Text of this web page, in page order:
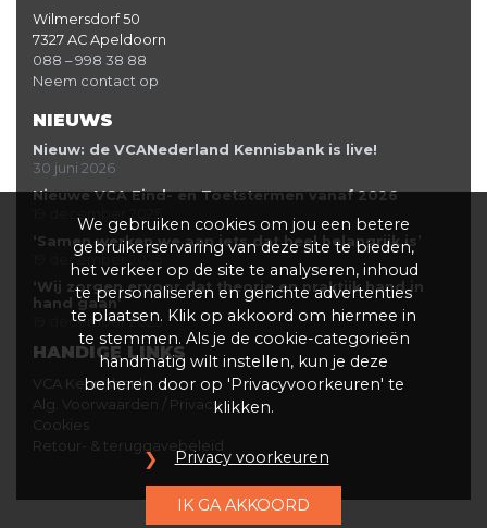
Wilmersdorf 50
7327 AC Apeldoorn
088 – 998 38 88
Neem contact op
NIEUWS
Nieuw: de VCANederland Kennisbank is live!
30 juni 2026
Nieuwe VCA Eind- en Toetstermen vanaf 2026
19 december 2025
‘Samen werken we aan iets dat heel belangrijk is’
19 december 2025
‘Wij zorgen ervoor dat theorie en praktijk hand in
hand gaan’
19 december 2025
HANDIGE LINKS
VCA Kennisbank
Alg. Voorwaarden / Privacy
Cookies
Retour- & teruggavebeleid
We gebruiken cookies om jou een betere
gebruikerservaring van deze site te bieden,
het verkeer op de site te analyseren, inhoud
te personaliseren en gerichte advertenties
te plaatsen. Klik op akkoord om hiermee in
te stemmen. Als je de cookie-categorieën
handmatig wilt instellen, kun je deze
beheren door op 'Privacyvoorkeuren' te
klikken.
Privacy voorkeuren
IK GA AKKOORD